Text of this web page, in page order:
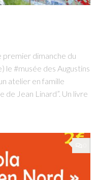
premier dimanche du
#musée des Augustins
atelier en famille
de Jean Linard”. Un livre